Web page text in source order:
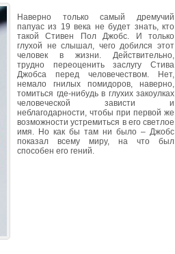
Наверно только самый дремучий
папуас из 19 века не будет знать, кто
такой Стивен Пол Джобс. И только
глухой не слышал, чего добился этот
человек в жизни. Действительно,
трудно переоценить заслугу Стива
Джобса перед человечеством. Нет,
немало гнилых помидоров, наверно,
томиться где-нибудь в глухих закоулках
человеческой зависти и
неблагодарности, чтобы при первой же
возможности устремиться в его светлое
имя. Но как бы там ни было – Джобс
показал всему миру, на что был
способен его гений.